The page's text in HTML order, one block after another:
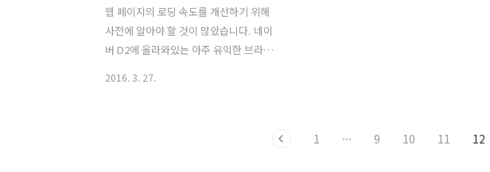
웹 페이지의 로딩 속도를 개선하기 위해
사전에 알아야 할 것이 많았습니다. 네이
버 D2에 올라와있는 아주 유익한 브라우
2016. 3. 27.
1 ··· 9 10 11 12